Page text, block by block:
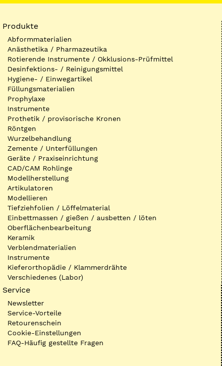
Produkte
Abformmaterialien
Anästhetika / Pharmazeutika
Rotierende Instrumente / Okklusions-Prüfmittel
Desinfektions- / Reinigungsmittel
Hygiene- / Einwegartikel
Füllungsmaterialien
Prophylaxe
Instrumente
Prothetik / provisorische Kronen
Röntgen
Wurzelbehandlung
Zemente / Unterfüllungen
Geräte / Praxiseinrichtung
CAD/CAM Rohlinge
Modellherstellung
Artikulatoren
Modellieren
Tiefziehfolien / Löffelmaterial
Einbettmassen / gießen / ausbetten / löten
Oberflächenbearbeitung
Keramik
Verblendmaterialien
Instrumente
Kieferorthopädie / Klammerdrähte
Verschiedenes (Labor)
Service
Newsletter
Service-Vorteile
Retourenschein
Cookie-Einstellungen
FAQ-Häufig gestellte Fragen